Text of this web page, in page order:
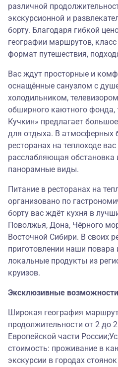
различной
экскурсионной и
борту. Благодаря гибкой
географии маршрутов,
формат путешествия,
Вас ждут просторные и
оснащённые санузлом с
холодильником,
обширного каютного фонда,
Кучкин» предлагает
для отдыха. В атмосферных
ресторанах на теплоходе
расслабляющая
панорамные виды.
Питание в ресторанах на
организовано по
борту вас ждёт кухня в
Поволжья, Дона, Чёрного
Восточной Сибири. В своих
приготовлении наши повара
локальные продукты из
круизов.
Эксклюзивные
Широкая география
продолжительности от 2 до
Европейской части
стоимость: проживание в
экскурсии в городах